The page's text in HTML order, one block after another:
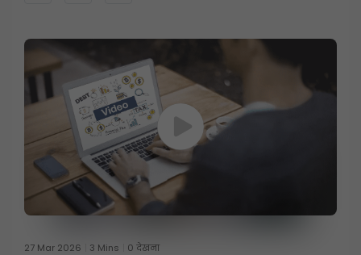
27 Mar 2026 3 Mins 0 देखना